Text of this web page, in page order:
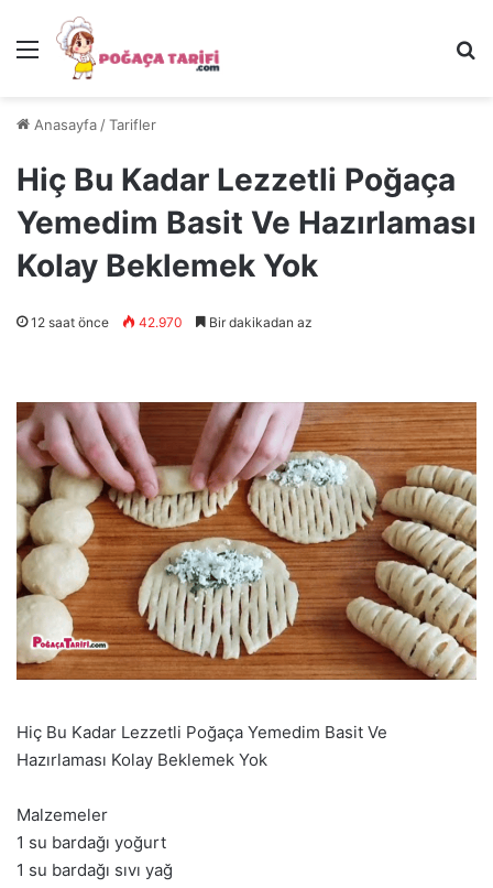
Menü
Anasayfa /Tarifler
Hiç Bu Kadar Lezzetli Poğaça
Yemedim Basit Ve Hazırlaması
Kolay Beklemek Yok
12 saat önce 42.970 Bir dakikadan az
Hiç Bu Kadar Lezzetli Poğaça Yemedim Basit Ve
Hazırlaması Kolay Beklemek Yok
Malzemeler
1 su bardağı yoğurt
1 su bardağı sıvı yağ